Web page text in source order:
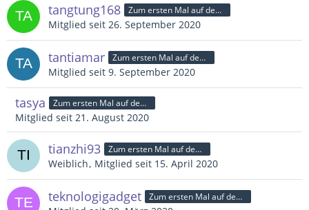
tangtung168 Zum ersten Mal auf dem Platz
Mitglied seit 26. September 2020
tantiamar Zum ersten Mal auf dem Platz
Mitglied seit 9. September 2020
tasya Zum ersten Mal auf dem Platz
Mitglied seit 21. August 2020
tianzhi93 Zum ersten Mal auf dem Platz
Weiblich Mitglied seit 15. April 2020
teknologigadget Zum ersten Mal auf dem Platz